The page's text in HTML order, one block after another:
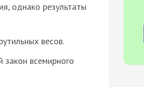
однако результаты
весов.
всемирного